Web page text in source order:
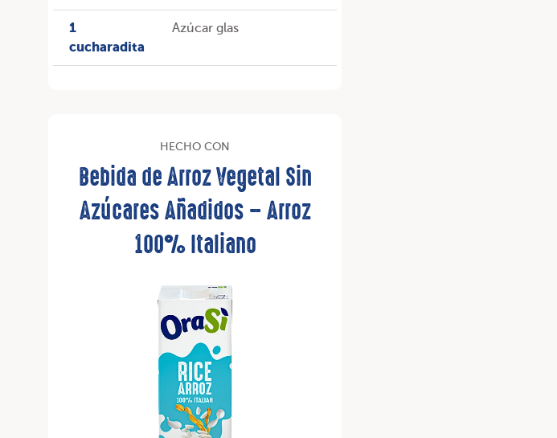
1
cucharadita
Azúcar glas
HECHO CON
Bebida de Arroz Vegetal Sin
Azúcares Añadidos – Arroz
100% Italiano